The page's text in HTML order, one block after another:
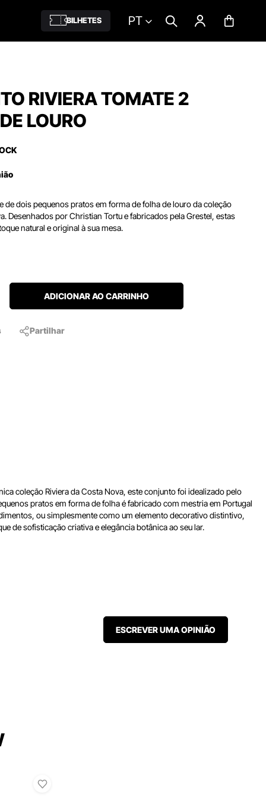
BILHETES PT
RIVIERA TOMATE 2
LOURO
de dois pequenos pratos em forma de folha de louro da coleção
Desenhados por Christian Tortu e fabricados pela Grestel, estas
natural e original à sua mesa.
ADICIONAR AO CARRINHO
Partilhar
coleção Riviera da Costa Nova, este conjunto foi idealizado pelo
pratos em forma de folha é fabricado com mestria em Portugal
ou simplesmente como um elemento decorativo distintivo,
de sofisticação criativa e elegância botânica ao seu lar.
ESCREVER UMA OPINIÃO